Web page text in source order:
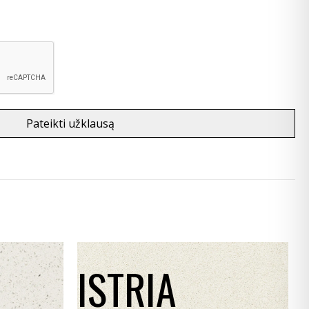
Pateikti užklausą
ISTRIA